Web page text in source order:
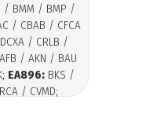
/ BMM / BMP /
/ CBAB / CFCA
DCXA / CRLB /
AFB / AKN / BAU
EA896: BKS /
/ CVMD;